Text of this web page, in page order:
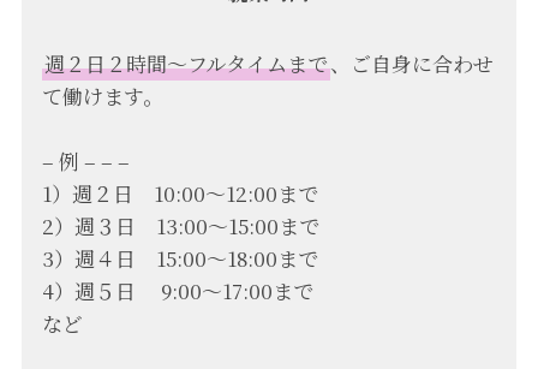
週２日２時間〜フルタイムまで、ご自身に合わせ
て働けます。
– 例 – – –
1）週２日 10:00〜12:00まで
2）週３日 13:00〜15:00まで
3）週４日 15:00〜18:00まで
4）週５日 9:00〜17:00まで
など